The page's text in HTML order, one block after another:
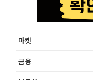
마켓
금융